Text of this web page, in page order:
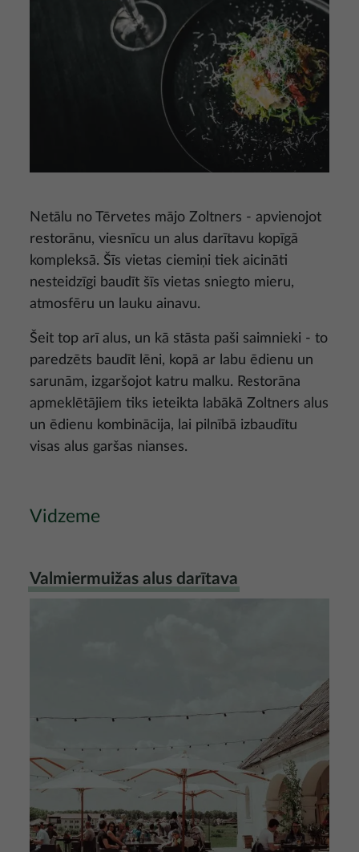
Netālu no Tērvetes mājo Zoltners - apvienojot
restorānu, viesnīcu un alus darītavu kopīgā
kompleksā. Šīs vietas ciemiņi tiek aicināti
nesteidzīgi baudīt šīs vietas sniegto mieru,
atmosfēru un lauku ainavu.
Šeit top arī alus, un kā stāsta paši saimnieki - to
paredzēts baudīt lēni, kopā ar labu ēdienu un
sarunām, izgaršojot katru malku. Restorāna
apmeklētājiem tiks ieteikta labākā Zoltners alus
un ēdienu kombinācija, lai pilnībā izbaudītu
visas alus garšas nianses.
Vidzeme
Valmiermuižas alus darītava